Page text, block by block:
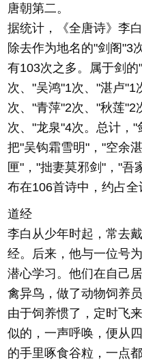
唐朝第二。
据统计，《全唐诗》李
除去作为地名的"剑阁"3
有103次之多。属于剑
次、"吴鸿"1次、"湛卢"1
次、"青萍"2次、"秋莲"2
次、"龙泉"4次。总计，
把"吴钩霜雪明"，"空余
匣"，"拙妻莫邪剑"，"吾
布在106首诗中，约占全
道经
李白从少年时起，常去
经。后来，他与一位号
潜心学习。他们在自己
禽异鸟，做了动物饲养
由于饲养惯了，定时飞
似的，一声呼唤，便从
的手里啄食谷粒，一点